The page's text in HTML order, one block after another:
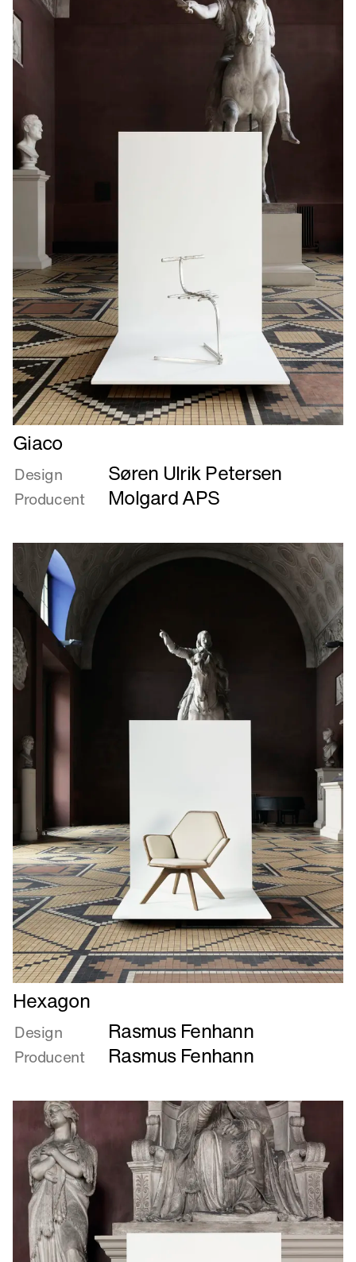
Læs
mere
om
Giaco
Giaco
Design Søren Ulrik Petersen
Producent Molgard APS
Læs
mere
om
Hexagon
Hexagon
Design Rasmus Fenhann
Producent Rasmus Fenhann